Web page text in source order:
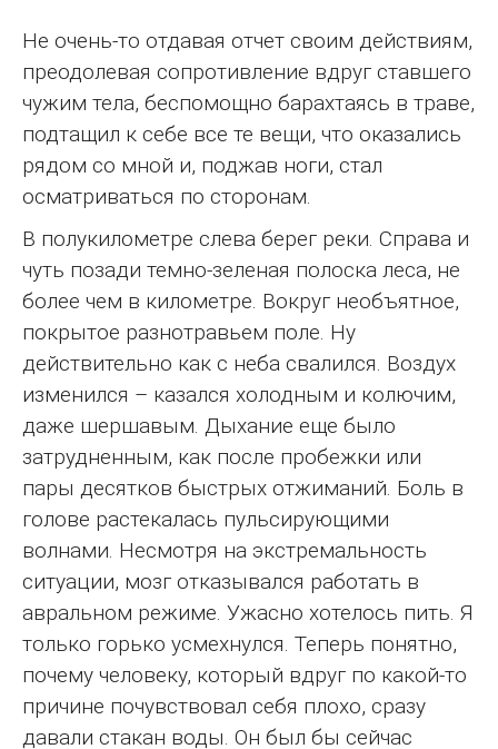
Не очень-то отдавая отчет своим действиям,
преодолевая сопротивление вдруг ставшего
чужим тела, беспомощно барахтаясь в траве,
подтащил к себе все те вещи, что оказались
рядом со мной и, поджав ноги, стал
осматриваться по сторонам.
В полукилометре слева берег реки. Справа и
чуть позади темно-зеленая полоска леса, не
более чем в километре. Вокруг необъятное,
покрытое разнотравьем поле. Ну
действительно как с неба свалился. Воздух
изменился – казался холодным и колючим,
даже шершавым. Дыхание еще было
затрудненным, как после пробежки или
пары десятков быстрых отжиманий. Боль в
голове растекалась пульсирующими
волнами. Несмотря на экстремальность
ситуации, мозг отказывался работать в
авральном режиме. Ужасно хотелось пить. Я
только горько усмехнулся. Теперь понятно,
почему человеку, который вдруг по какой-то
причине почувствовал себя плохо, сразу
давали стакан воды. Он был бы сейчас